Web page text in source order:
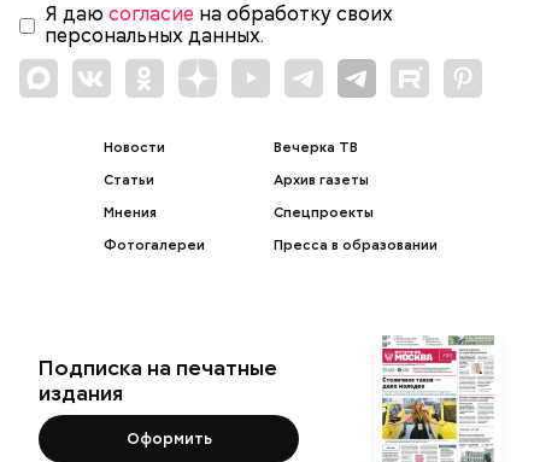
Я даю согласие на обработку своих
персональных данных.
Новости
Статьи
Мнения
Фотогалереи
Вечерка ТВ
Архив газеты
Спецпроекты
Пресса в образовании
Подписка на печатные
издания
Оформить